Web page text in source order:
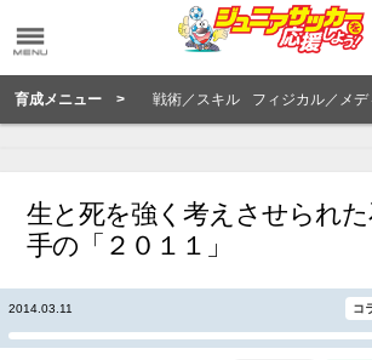
育成メニュー > 戦術／スキル フィジカル／メデ
生と死を強く考えさせられ
手の「２０１１」
2014.03.11 コ